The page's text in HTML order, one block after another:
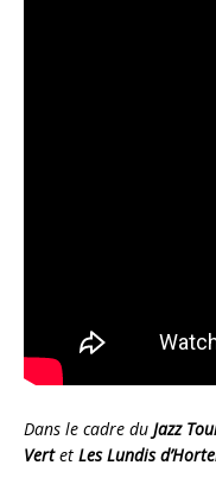
Dans le cadre du Jazz
Vertet Les Lundis